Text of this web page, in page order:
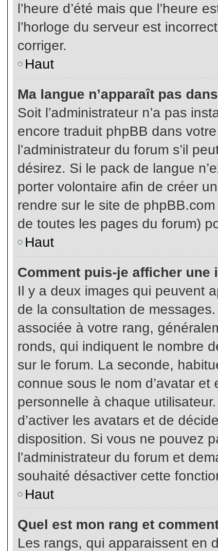
l’heure d’été mais que l’heure
l’horloge du serveur est
corriger.
Haut
Ma langue n’apparaît pas
Soit l’administrateur n’a pas
encore traduit phpBB dans
l’administrateur du forum s’il
désirez. Si le pack de langue
porter volontaire afin de créer
rendre sur le site de
de toutes les pages du forum)
Haut
Comment puis-je afficher une
Il y a deux images qui peuvent
de la consultation de
associée à votre rang,
ronds, qui indiquent le nombre
sur le forum. La seconde,
connue sous le nom d’avatar
personnelle à chaque
d’activer les avatars et de
disposition. Si vous ne pouvez
l’administrateur du forum et
souhaité désactiver cette
Haut
Quel est mon rang et
Les rangs, qui apparaissent en